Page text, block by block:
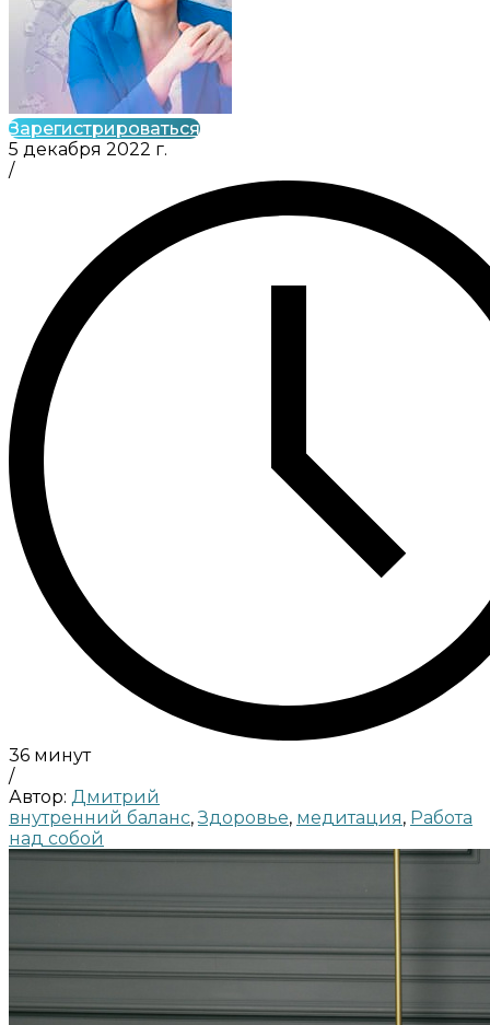
Зарегистрироваться
5 декабря 2022 г.
/
36 минут
/
Автор: Дмитрий
внутренний баланс,Здоровье, медитация, Работа
над собой